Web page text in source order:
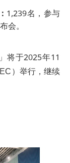
1,239名，参与
会。
将于2025年11
）举行，继续